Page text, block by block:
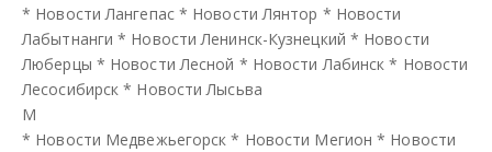
* Новости Лангепас* Новости Лянтор * Новости
Лабытнанги * Новости Ленинск-Кузнецкий * Новости
Люберцы * Новости Лесной * Новости Лабинск * Новости
Лесосибирск * Новости Лысьва
М
* Новости Медвежьегорск * Новости Мегион * Новости